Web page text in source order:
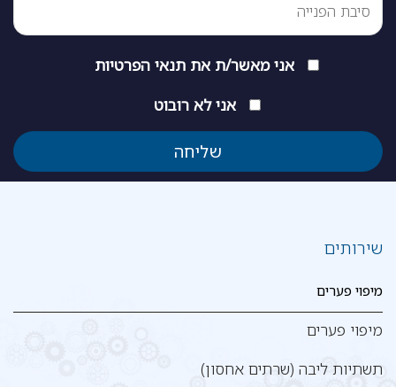
אני מאשר/ת את תנאי הפרטיות
אני לא רובוט
שירותים
מיפוי פערים
מיפוי פערים
תשתיות ליבה (שרתים אחסון)